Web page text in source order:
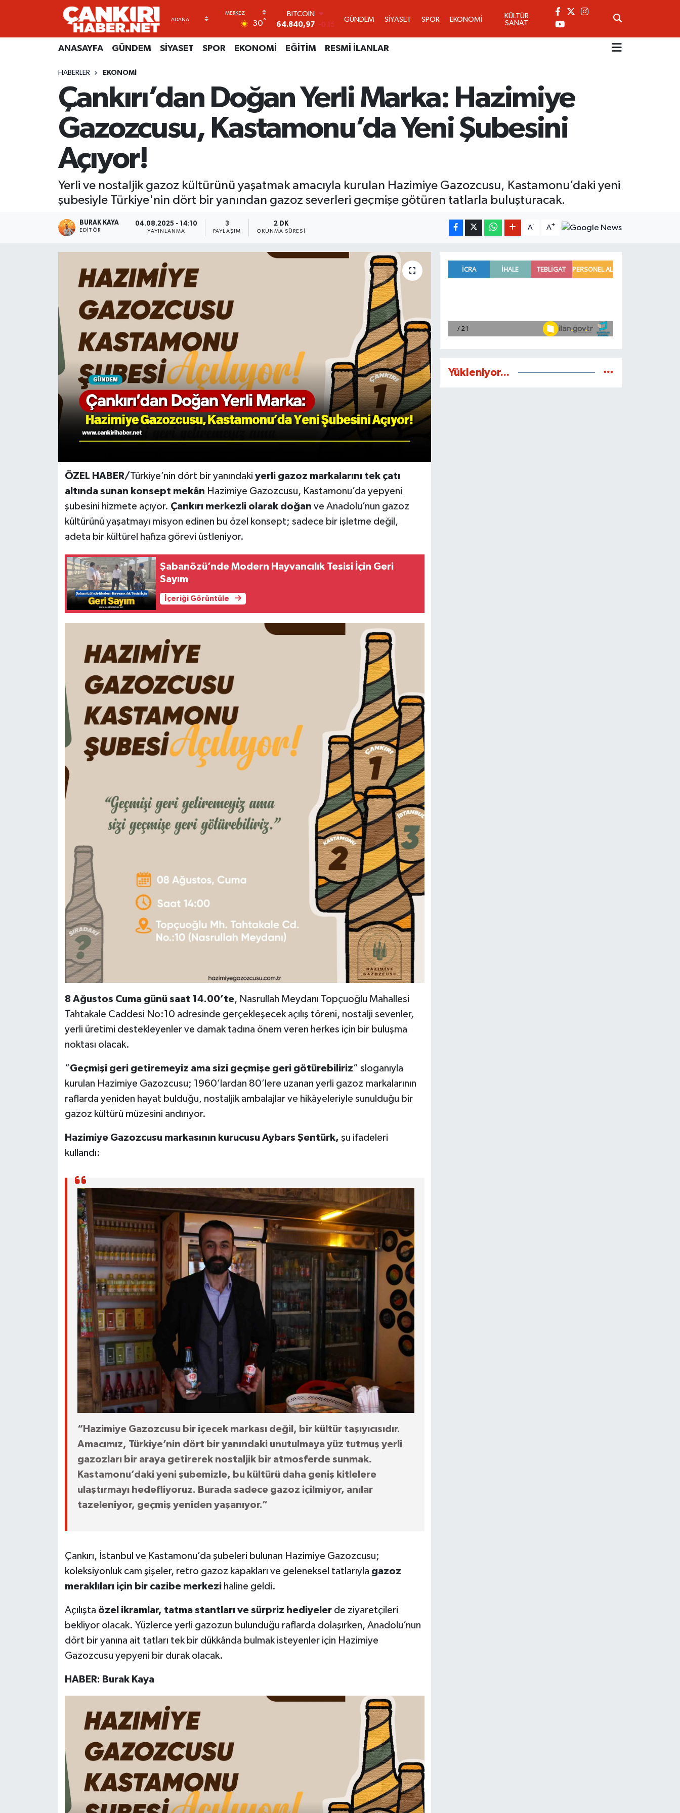
30°
DOLAR
47,7436
0.18
55,2510 0.32
6660.55
BİST100
13.779
-14
64.840,97
-0.15
GÜNDEM SİYASET SPOR EKONOMİ
KÜLTÜR
SANAT
ANASAYFA GÜNDEM SİYASET SPOR EKONOMİ EĞİTİM RESMİ İLANLAR
HABERLER EKONOMİ
Çankırı’dan Doğan Yerli Marka: Hazimiye
Gazozcusu, Kastamonu’da Yeni Şubesini
Açıyor!
Yerli ve nostaljik gazoz kültürünü yaşatmak amacıyla kurulan Hazimiye Gazozcusu, Kastamonu’daki yeni
şubesiyle Türkiye'nin dört bir yanından gazoz severleri geçmişe götüren tatlarla buluşturacak.
BURAK KAYA
EDITÖR
04.08.2025 - 14:10
YAYINLANMA
3
PAYLAŞIM
2 DK
OKUNMA SÜRESI
A- A+
ÖZEL HABER/Türkiye’nin dört bir yanındaki yerli gazoz markalarını tek çatı
altında sunan konsept mekân Hazimiye Gazozcusu, Kastamonu’da yepyeni
şubesini hizmete açıyor. Çankırı merkezli olarak doğan ve Anadolu’nun gazoz
kültürünü yaşatmayı misyon edinen bu özel konsept; sadece bir işletme değil,
adeta bir kültürel hafıza görevi üstleniyor.
Şabanözü’nde Modern Hayvancılık Tesisi İçin Geri
Sayım
İçeriği Görüntüle
8 Ağustos Cuma günü saat 14.00’te, Nasrullah Meydanı Topçuoğlu Mahallesi
Tahtakale Caddesi No:10 adresinde gerçekleşecek açılış töreni, nostalji sevenler,
yerli üretimi destekleyenler ve damak tadına önem veren herkes için bir buluşma
noktası olacak.
“Geçmişi geri getiremeyiz ama sizi geçmişe geri götürebiliriz” sloganıyla
kurulan Hazimiye Gazozcusu; 1960’lardan 80’lere uzanan yerli gazoz markalarının
raflarda yeniden hayat bulduğu, nostaljik ambalajlar ve hikâyeleriyle sunulduğu bir
gazoz kültürü müzesini andırıyor.
Hazimiye Gazozcusu markasının kurucusu Aybars Şentürk, şu ifadeleri
kullandı:
“Hazimiye Gazozcusu bir içecek markası değil, bir kültür taşıyıcısıdır.
Amacımız, Türkiye’nin dört bir yanındaki unutulmaya yüz tutmuş yerli
gazozları bir araya getirerek nostaljik bir atmosferde sunmak.
Kastamonu’daki yeni şubemizle, bu kültürü daha geniş kitlelere
ulaştırmayı hedefliyoruz. Burada sadece gazoz içilmiyor, anılar
tazeleniyor, geçmiş yeniden yaşanıyor.”
Çankırı, İstanbul ve Kastamonu’da şubeleri bulunan Hazimiye Gazozcusu;
koleksiyonluk cam şişeler, retro gazoz kapakları ve geleneksel tatlarıyla gazoz
meraklıları için bir cazibe merkezihaline geldi.
Açılışta özel ikramlar, tatma stantları ve sürpriz hediyelerde ziyaretçileri
bekliyor olacak. Yüzlerce yerli gazozun bulunduğu raflarda dolaşırken, Anadolu’nun
dört bir yanına ait tatları tek bir dükkânda bulmak isteyenler için Hazimiye
Gazozcusu yepyeni bir durak olacak.
HABER: Burak Kaya
Yükleniyor...
ANASAYFA
SİYASET
EĞİTİM
Künye
Gizlilik Sözleşmesi
BİYOGRAFİLER
kimdir-nedir-nasil
SİYASET
TEKNOLOJİ
VİZYONDAKİLER
Merkez Hava Durumu
Süper Lig Puan Durumu ve Fikstür
Tüm Manşetler
Haber Arşivi